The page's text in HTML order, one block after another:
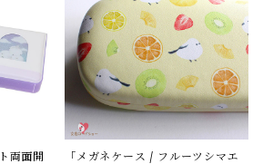
両面開
「メガネケース / フルーツシマエ